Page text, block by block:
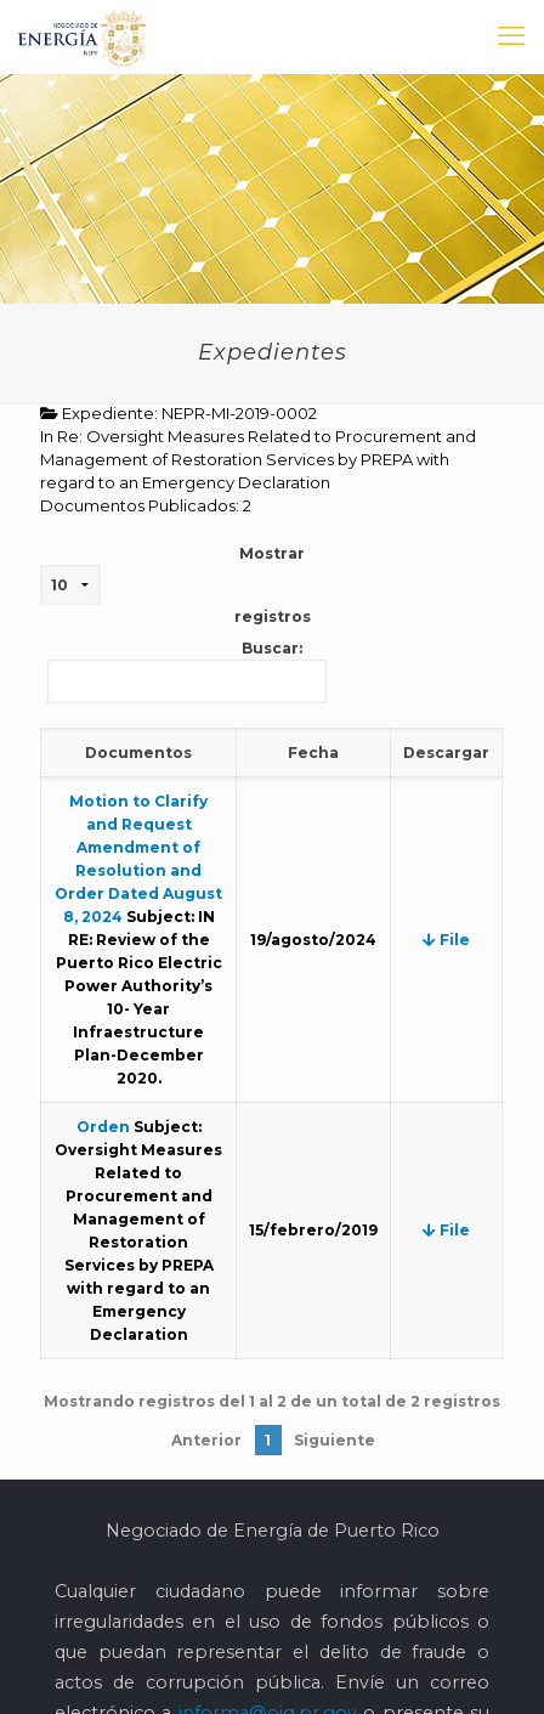
Expedientes
Expediente: NEPR-MI-2019-0002
In Re: Oversight Measures Related to Procurement and
Management of Restoration Services by PREPA with
regard to an Emergency Declaration
Documentos Publicados: 2
Mostrar
registros
Buscar:
Documentos Fecha Descargar
Motion to Clarify
and Request
Amendment of
Resolution and
Order Dated August
8, 2024 Subject: IN
RE: Review of the
Puerto Rico Electric
Power Authority’s
10- Year
Infraestructure
Plan-December
2020.
19/agosto/2024 File
Orden Subject:
Oversight Measures
Related to
Procurement and
Management of
Restoration
Services by PREPA
with regard to an
Emergency
Declaration
15/febrero/2019 File
Mostrando registros del 1 al 2 de un total de 2 registros
Anterior 1 Siguiente
Negociado de Energía de Puerto Rico
Cualquier ciudadano puede informar sobre
irregularidades en el uso de fondos públicos o
que puedan representar el delito de fraude o
actos de corrupción pública. Envíe un correo